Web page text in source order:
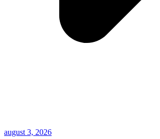
august 3, 2026